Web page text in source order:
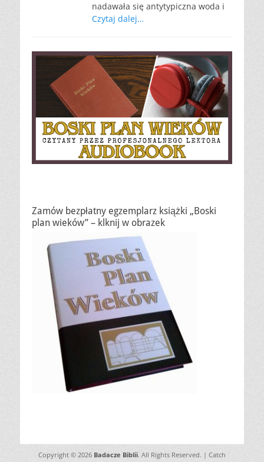
nadawała się antytypiczna woda i
Czytaj dalej…
Zamów bezpłatny egzemplarz książki „Boski
plan wieków” – klknij w obrazek
Copyright © 2026 Badacze Biblii. All Rights Reserved. | Catch